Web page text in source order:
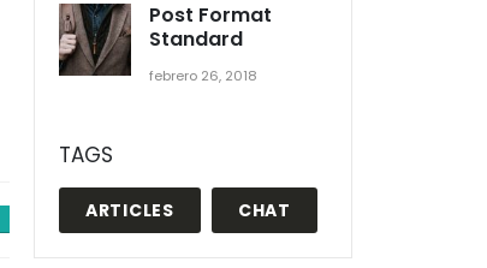
Post Format
Standard
febrero 26, 2018
TAGS
ARTICLES CHAT